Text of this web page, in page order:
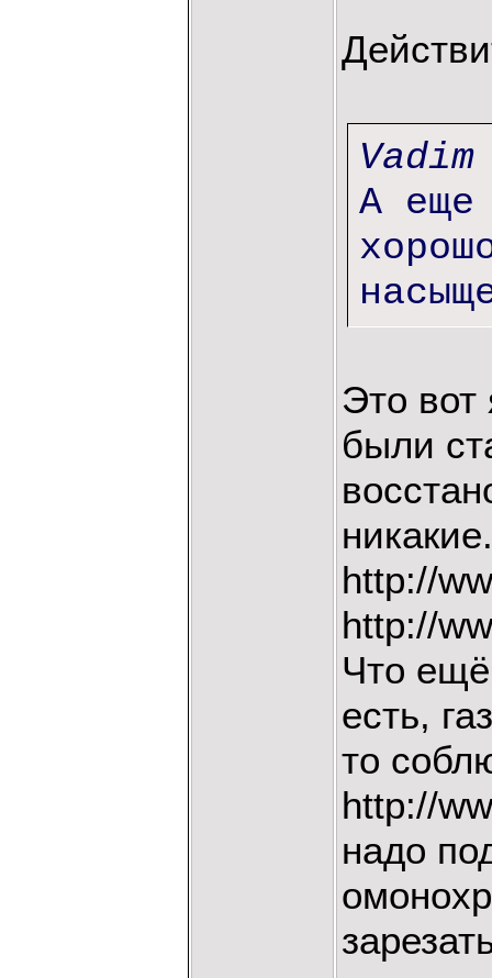
А еще
Это
были
http://
http://
Что
есть,
то
http://
надо